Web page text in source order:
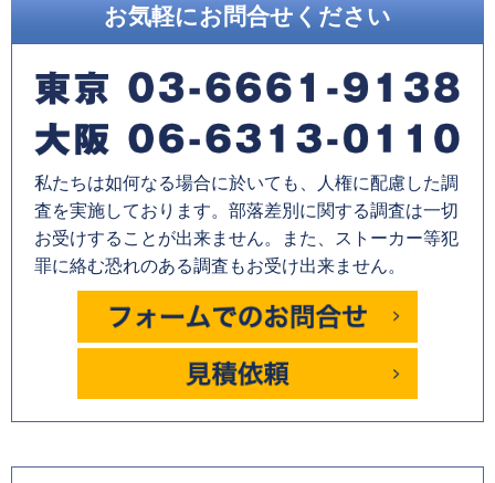
お気軽にお問合せください
私たちは如何なる場合に於いても、人権に配慮した調
査を実施しております。部落差別に関する調査は一切
お受けすることが出来ません。また、ストーカー等犯
罪に絡む恐れのある調査もお受け出来ません。